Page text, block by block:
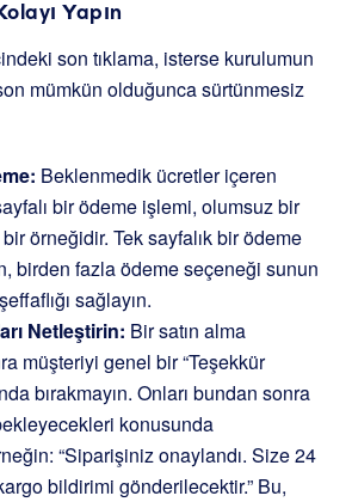
Yapın
son tıklama, isterse kurulumun
mümkün olduğunca sürtünmesiz
Beklenmedik ücretler içeren
bir ödeme işlemi, olumsuz bir
örneğidir. Tek sayfalık bir ödeme
birden fazla ödeme seçeneği sunun
sağlayın.
Netleştirin: Bir satın alma
müşteriyi genel bir “Teşekkür
bırakmayın. Onları bundan sonra
konusunda
“Siparişiniz onaylandı. Size 24
bildirimi gönderilecektir.” Bu,